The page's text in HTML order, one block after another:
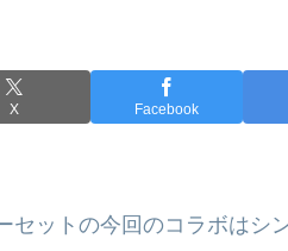
X Facebook
セットの今回のコラボはシ